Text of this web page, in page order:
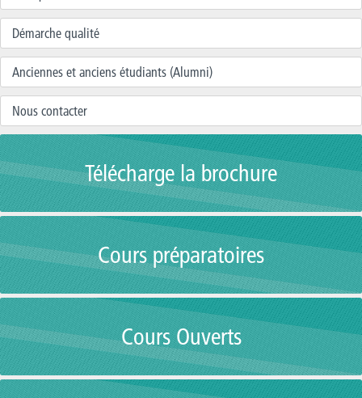
Démarche qualité
Anciennes et anciens étudiants (Alumni)
Nous contacter
Télécharge la brochure
Cours préparatoires
Cours Ouverts